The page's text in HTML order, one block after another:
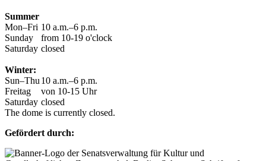
Summer
Mon–Fri 10 a.m.–6 p.m.
Sunday
from 10-19 o'clock
Saturday closed
Winter:
Sun–Thu 10 a.m.–6 p.m.
Freitag
von 10-15 Uhr
Saturday closed
The dome is currently closed.
Gefördert durch: